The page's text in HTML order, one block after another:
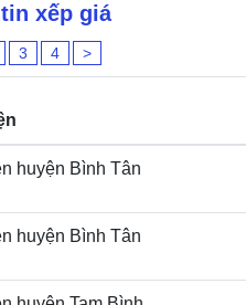
xếp giá
3 4 >
huyện Bình Tân
huyện Bình Tân